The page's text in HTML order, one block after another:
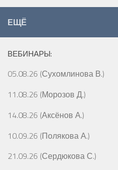
ЕЩЁ
ВЕБИНАРЫ:
05.08.26 (Сухомлинова В.)
11.08.26 (Морозов Д.)
14.08.26 (Аксёнов А.)
10.09.26 (Полякова А.)
21.09.26 (Сердюкова С.)